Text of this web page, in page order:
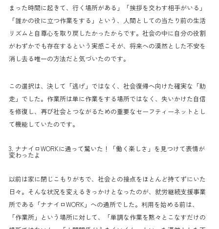
まった時間に起きて、行く場所がある」「挨拶を交わす相手がいる」
「誰かの役に立つ作業をする」という、人間としての当たり前の生活
リズムと自尊心を取り戻したかったからです。社会の中に自分の役割
がわずかでも存在するという実感こそが、将来への漠然とした不安を
消し去る唯一の方法だと気づいたのです。
この選択は、決して「逃げ」ではなく、社会復帰へ向けた確実な「助
走」でした。作業所は単に作業をする場所ではなく、失いかけた自信
を修復し、再び社会とつながるための重要なセーフティーネットとし
て機能していたのです。
3. ナナイロWORKに通って驚いた！「働く楽しさ」を見つけて表情が
変わったよ
以前は家に閉じこもりがちで、社会との接点をほとんど持てずにいた
日々。そんな状況を変えるきっかけとなったのが、就労継続支援事業
所である「ナナイロWORK」への通所でした。利用を始める前は、
「作業所」という場所に対して、「単調な作業を黙々とこなすだけの